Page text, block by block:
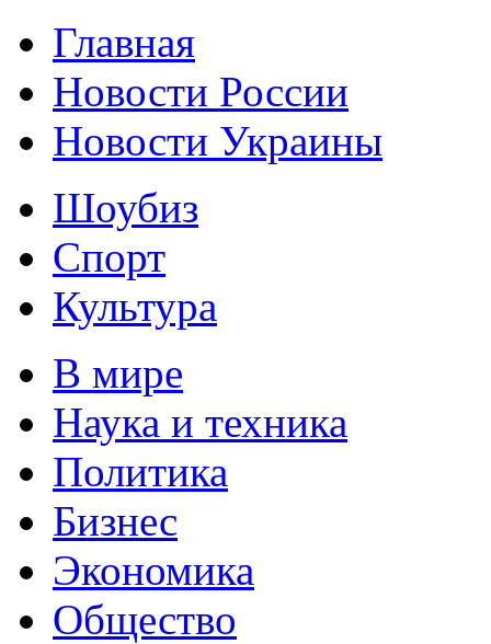
Главная
Новости России
Новости Украины
Шоубиз
Спорт
Культура
В мире
Наука и техника
Политика
Бизнес
Экономика
Общество